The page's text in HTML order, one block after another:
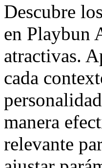
Descubre
en Playbun
atractivas.
cada
manera
relevante